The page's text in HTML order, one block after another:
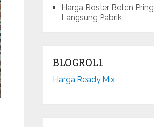
Harga Roster Beton
Langsung Pabrik
BLOGROLL
Harga Ready Mix